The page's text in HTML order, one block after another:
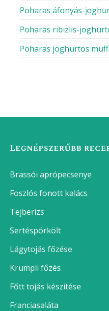
Poharas áfonyás-
Poharas ribizlis-
Poharas joghurtos
Legnépszerűbb
Brassói aprópecsenye
Foszlós fonott kalács
Tejberizs
Sertéspörkölt
Lágytojás főzése
Krumpli főzés
Főtt tojás készítése
Franciasaláta